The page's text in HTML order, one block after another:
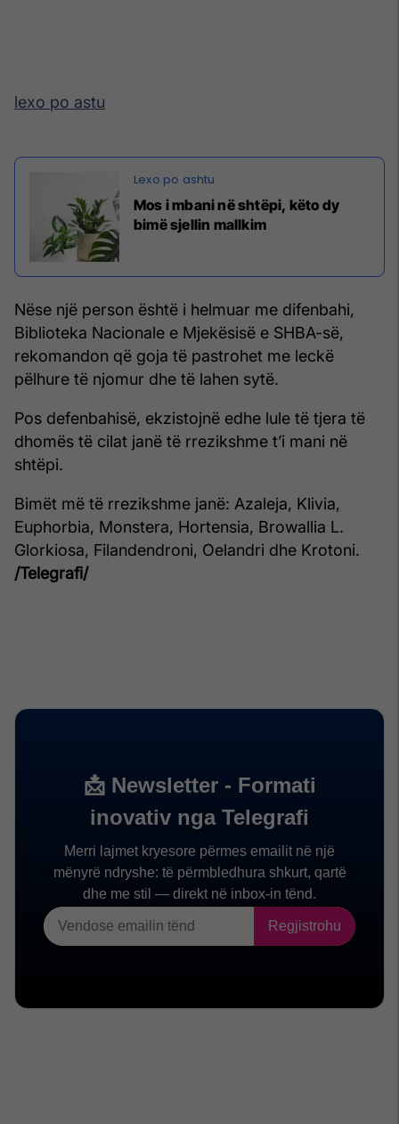
lexo po astu
Mos i mbani në shtëpi, këto dy
bimë sjellin mallkim
Nëse një person është i helmuar me difenbahi,
Biblioteka Nacionale e Mjekësisë e SHBA-së,
rekomandon që goja të pastrohet me leckë
pëlhure të njomur dhe të lahen sytë.
Pos defenbahisë, ekzistojnë edhe lule të tjera të
dhomës të cilat janë të rrezikshme t’i mani në
shtëpi.
Bimët më të rrezikshme janë: Azaleja, Klivia,
Euphorbia, Monstera, Hortensia, Browallia L.
Glorkiosa, Filandendroni, Oelandri dhe Krotoni.
/Telegrafi/